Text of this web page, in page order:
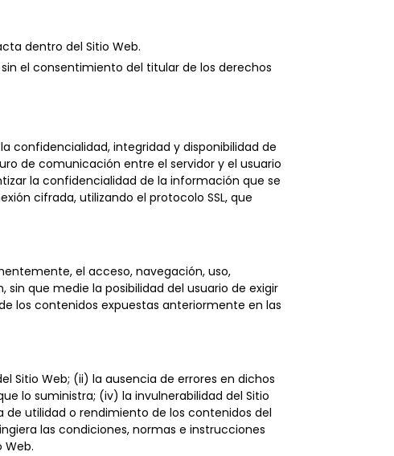
dentro del Sitio Web.
el consentimiento del titular de los derechos
confidencialidad, integridad y disponibilidad de
de comunicación entre el servidor y el usuario
la confidencialidad de la información que se
cifrada, utilizando el protocolo SSL, que
el acceso, navegación, uso,
que medie la posibilidad del usuario de exigir
los contenidos expuestas anteriormente en las
Sitio Web; (ii) la ausencia de errores en dichos
lo suministra; (iv) la invulnerabilidad del Sitio
utilidad o rendimiento de los contenidos del
las condiciones, normas e instrucciones
Web.